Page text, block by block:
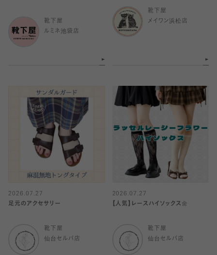
靴下屋
ルミネ池袋店
靴下屋
メイワン浜松店
2026.07.27
足元のアクセサリー
靴下屋
仙台セルバ店
2026.07.27
【人気】レースハイソックス🌼
靴下屋
仙台セルバ店